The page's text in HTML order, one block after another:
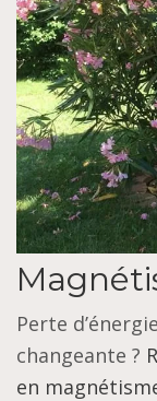
Perte
changeante ?
en